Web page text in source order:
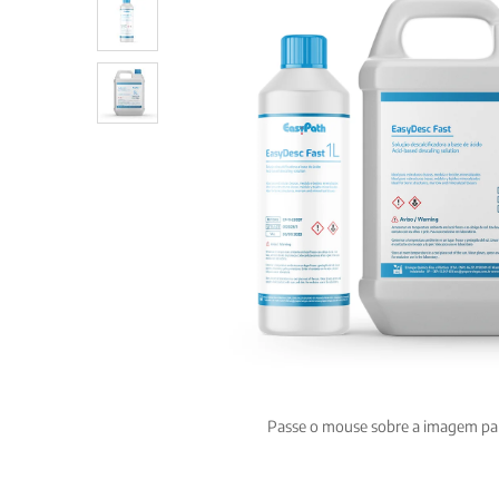
Passe o mouse sobre a imagem